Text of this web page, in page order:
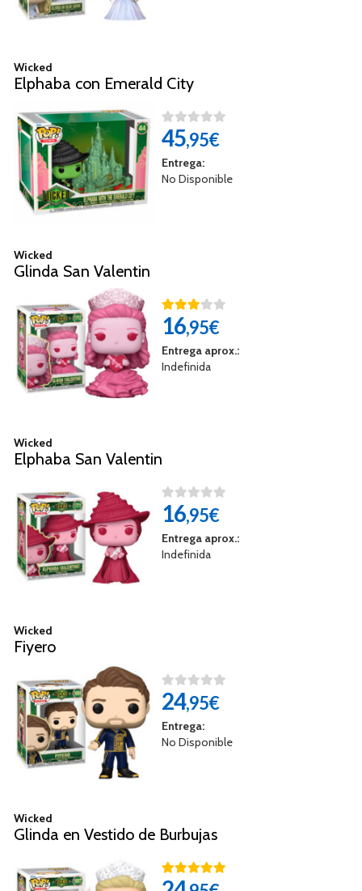
Wicked
Elphaba con Emerald City
45,95€
Entrega:
No Disponible
Wicked
Glinda San Valentin
16,95€
Entrega aprox.:
Indefinida
Wicked
Elphaba San Valentin
16,95€
Entrega aprox.:
Indefinida
Wicked
Fiyero
24,95€
Entrega:
No Disponible
Wicked
Glinda en Vestido de Burbujas